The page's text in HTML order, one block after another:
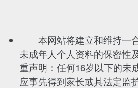
本网站将建立和维持一
未成年人个人资料的保密性
重声明：任何16岁以下的未
应事先得到家长或其法定监